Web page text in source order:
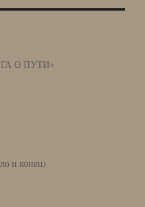
О ПУТИ»
и конец)